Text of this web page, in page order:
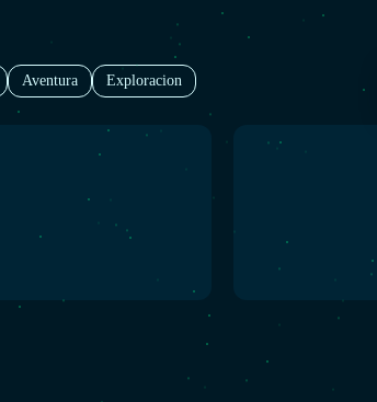
proporcionando un nuevo nivel de desafío y elecciones.
Aventura Exploracion